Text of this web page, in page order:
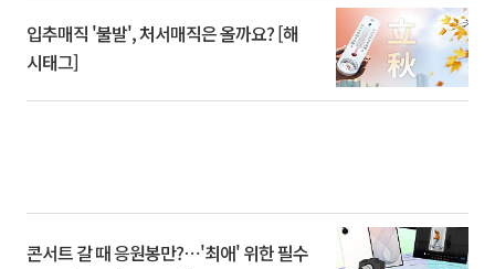
입추매직 '불발', 처서매직은 올까요? [해
시태그]
콘서트 갈 때 응원봉만?⋯'최애' 위한 필수